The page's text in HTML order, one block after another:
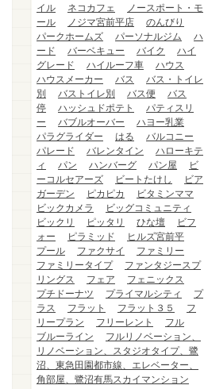
イル
ネコカフェ
ノースポート・モ
ール
ノジマ宮前平店
のんびり
パークホームズ
パーソナルジム
ハ
ード
バーベキュー バイク
ハイ
グレード
ハイルーフ車
ハウス
ハウスメーカー
バス
バス・トイレ
別
バストイレ別 バス便
バス
停
ハッシュドポテト
パティスリ
ー
バブルオーバー
ハヨー乳業
パラグライダー
はる
バルコニー
パレード
バレンタイン
ハローキテ
ィ
パン ハンバーグ パン屋
ビ
ーコルセアーズ
ビートたけし
ビア
ガーデン
ピカピカ
ビタミンママ
ビックカメラ
ビッグコミュニティ
ビックリ
ピッタリ ひな壇
ビフ
ォー
ピラミッド
ヒルズ宮前平
プール
ファクサイ
ファミリー
ファミリータイプ
ファンタジースプ
リングス
フェア
フェニックス
プチドーナツ
プライマルシティ
プ
ラス
フラット フラット３５
フ
リープラン
フリーレント
フル
ブルーライン
フルリノベーション、
リノベーション、スタジオタイプ、鷺
沼、東急田園都市線、エレベーター、
角部屋、鷺沼有馬スカイマンション